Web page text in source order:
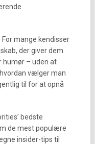
mange kendisser
der giver dem
– uden at
vælger man
til for at opnå
bedste
de mest populære
insider-tips til